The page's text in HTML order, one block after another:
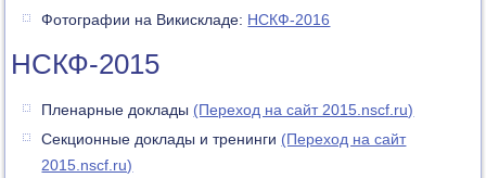
Фотографии на Викискладе: НСКФ-2016
НСКФ-2015
Пленарные доклады (Переход на сайт 2015.nscf.ru)
Секционные доклады и тренинги (Переход на сайт
2015.nscf.ru)